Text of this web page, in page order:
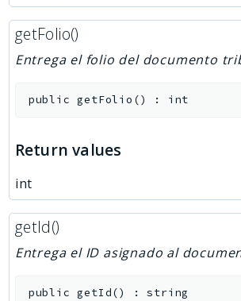
getFolio()
Entrega el folio del documento
public getFolio () : int
Return values
int
getId()
Entrega el ID asignado al
public getId() :string